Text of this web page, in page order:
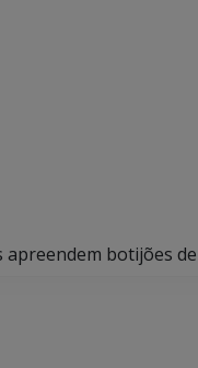
apreendem botijões